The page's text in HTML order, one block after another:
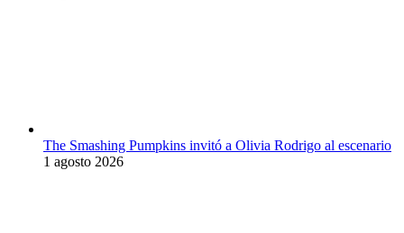
The Smashing Pumpkins invitó a Olivia Rodrigo al escenario
1 agosto 2026